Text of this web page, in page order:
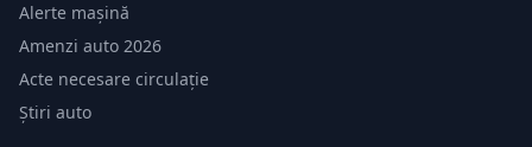
Alerte mașină
Amenzi auto 2026
Acte necesare circulație
Știri auto